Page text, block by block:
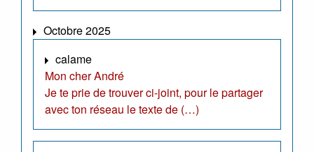
Octobre 2025
calame
Mon cher André
Je te prie de trouver ci-joint, pour le partager
avec ton réseau le texte de (…)